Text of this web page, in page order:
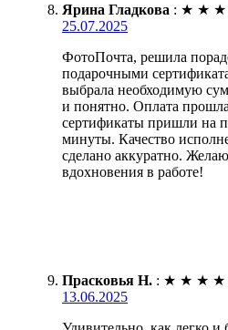
Ярина Гладкова : ★ ★ ★
25.07.2025
ФотоПочта, решила
подарочными
выбрала необходимую
и понятно. Оплата
сертификаты пришли на
минуты. Качество
сделано аккуратно.
вдохновения в работе!
Прасковья Н. : ★ ★ ★ ★
13.06.2025